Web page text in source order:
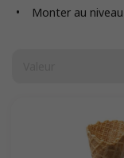
Monter au